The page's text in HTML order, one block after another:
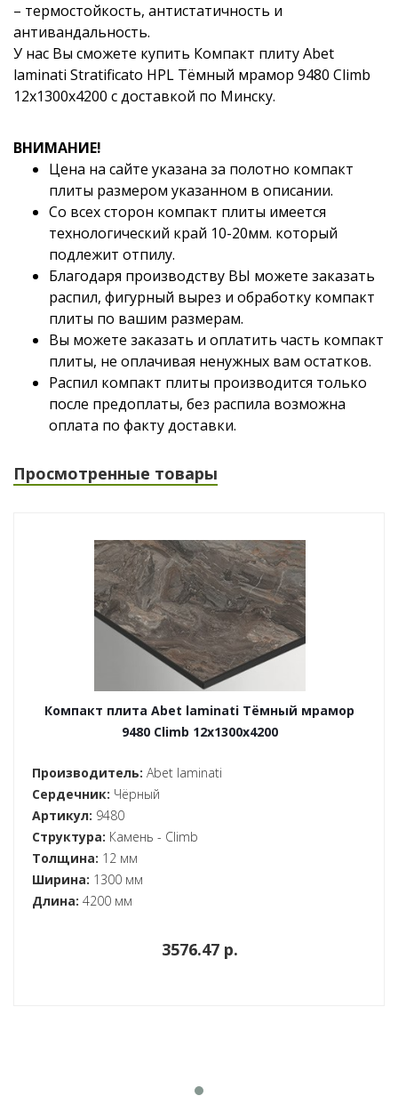
– термостойкость, антистатичность и
антивандальность.
У нас Вы сможете купить Компакт плиту Abet
laminati Stratificato HPL Тёмный мрамор 9480 Climb
12x1300x4200 с доставкой по Минску.
ВНИМАНИЕ!
Цена на сайте указана за полотно компакт
плиты размером указанном в описании.
Со всех сторон компакт плиты имеется
технологический край 10-20мм. который
подлежит отпилу.
Благодаря производству ВЫ можете заказать
распил, фигурный вырез и обработку компакт
плиты по вашим размерам.
Вы можете заказать и оплатить часть компакт
плиты, не оплачивая ненужных вам остатков.
Распил компакт плиты производится только
после предоплаты, без распила возможна
оплата по факту доставки.
Просмотренные товары
Компакт плита Abet laminati Тёмный мрамор
9480 Climb 12x1300x4200
Производитель: Abet laminati
Сердечник: Чёрный
Артикул: 9480
Структура: Камень - Climb
Толщина: 12 мм
Ширина: 1300 мм
Длина: 4200 мм
3576.47 p.